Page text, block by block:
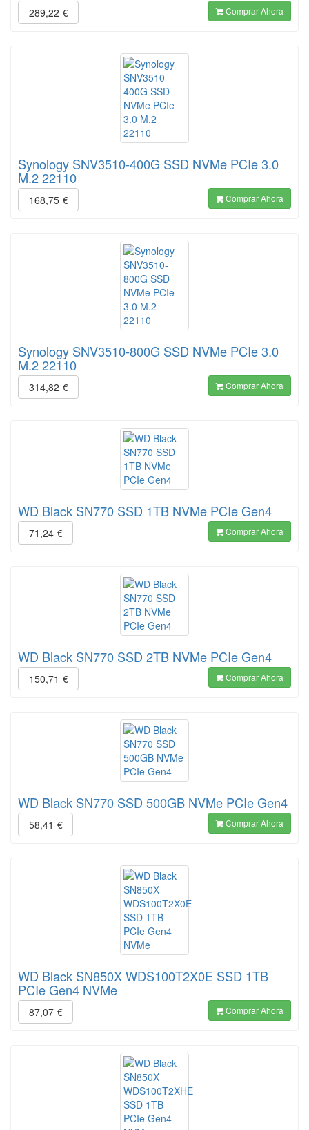
289,22 € Comprar Ahora
Synology SNV3510-400G SSD NVMe PCIe 3.0
M.2 22110
168,75 € Comprar Ahora
Synology SNV3510-800G SSD NVMe PCIe 3.0
M.2 22110
314,82 € Comprar Ahora
WD Black SN770 SSD 1TB NVMe PCIe Gen4
71,24 € Comprar Ahora
WD Black SN770 SSD 2TB NVMe PCIe Gen4
150,71 € Comprar Ahora
WD Black SN770 SSD 500GB NVMe PCIe Gen4
58,41 € Comprar Ahora
WD Black SN850X WDS100T2X0E SSD 1TB
PCIe Gen4 NVMe
87,07 € Comprar Ahora